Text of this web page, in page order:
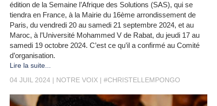
édition de la Semaine l’Afrique des Solutions (SAS), qui se
tiendra en France, à la Mairie du 16ème arrondissement de
Paris, du vendredi 20 au samedi 21 septembre 2024, et au
Maroc, à l’Université Mohammed V de Rabat, du jeudi 17 au
samedi 19 octobre 2024. C’est ce qu’il a confirmé au Comité
d’organisation.
Lire la suite...
04 JUIL 2024
NOTRE VOIX #CHRISTELLEMPONGO